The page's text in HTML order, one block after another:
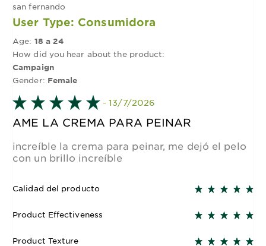
san fernando
User Type: Consumidora
Age: 18 a 24
How did you hear about the product:
Campaign
Gender: Female
- 13/7/2026
AME LA CREMA PARA PEINAR
increíble la crema para peinar, me dejó el pelo
con un brillo increíble
Calidad del producto
Product Effectiveness
Product Texture